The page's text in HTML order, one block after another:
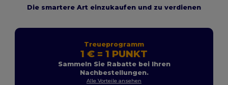
Die smartere Art einzukaufen und zu verdienen
Treueprogramm
1 € = 1 PUNKT
Sammeln Sie Rabatte bei Ihren
Nachbestellungen.
Alle Vorteile ansehen